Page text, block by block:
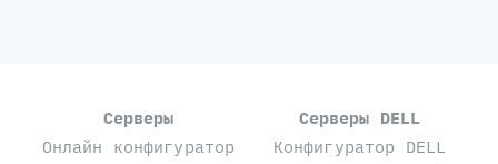
Серверы
Онлайн конфигуратор
Серверы DELL
Конфигуратор DELL